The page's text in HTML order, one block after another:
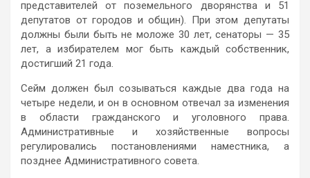
представителей от поземельного дворянства и 51
депутатов от городов и общин). При этом депутаты
должны были быть не моложе 30 лет, сенаторы — 35
лет, а избирателем мог быть каждый собственник,
достигший 21 года.
Сейм должен был созываться каждые два года на
четыре недели, и он в основном отвечал за изменения
в области гражданского и уголовного права.
Административные и хозяйственные вопросы
регулировались постановлениями наместника, а
позднее Административного совета.